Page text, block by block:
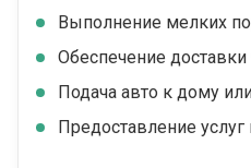
Выполнение мелких
Обеспечение
Подача авто к дому
Предоставление